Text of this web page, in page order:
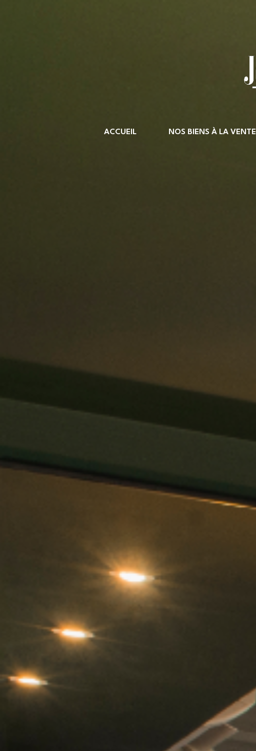
ACCUEIL NOS BIENS À LA VENTE